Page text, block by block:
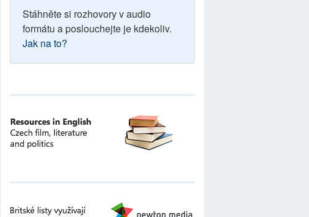
Stáhněte si rozhovory v audio
formátu a poslouchejte je kdekoliv.
Jak na to?